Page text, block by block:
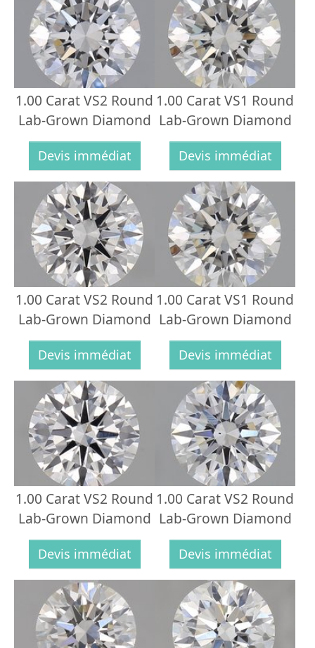
1.00 Carat VS2 Round
Lab-Grown Diamond
Devis immédiat
1.00 Carat VS1 Round
Lab-Grown Diamond
Devis immédiat
1.00 Carat VS2 Round
Lab-Grown Diamond
Devis immédiat
1.00 Carat VS1 Round
Lab-Grown Diamond
Devis immédiat
1.00 Carat VS2 Round
Lab-Grown Diamond
Devis immédiat
1.00 Carat VS2 Round
Lab-Grown Diamond
Devis immédiat